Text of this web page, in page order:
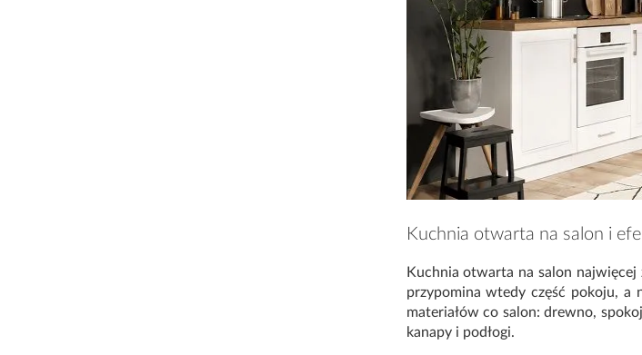
Kuchnia otwarta na salon i
Kuchnia otwarta na salon najwięcej
przypomina wtedy część pokoju, a
materiałów co salon: drewno,
kanapy i podłogi.